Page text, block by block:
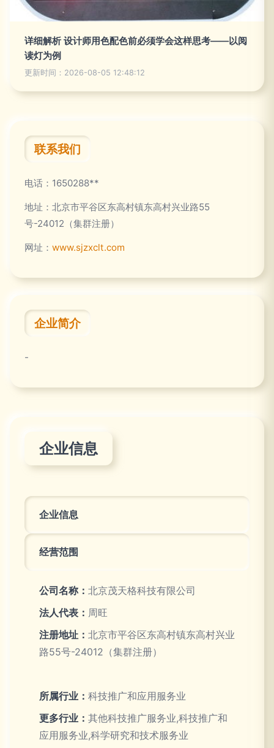
详细解析 设计师用色配色前必须学会这样思考——以阅
读灯为例
更新时间：2026-08-05 12:48:12
联系我们
电话：1650288**
地址：北京市平谷区东高村镇东高村兴业路55
号-24012（集群注册）
网址： www.sjzxclt.com
企业简介
-
企业信息
企业信息
经营范围
公司名称： 北京茂天格科技有限公司
法人代表： 周旺
注册地址： 北京市平谷区东高村镇东高村兴业
路55号-24012（集群注册）
所属行业： 科技推广和应用服务业
更多行业： 其他科技推广服务业,科技推广和
应用服务业,科学研究和技术服务业